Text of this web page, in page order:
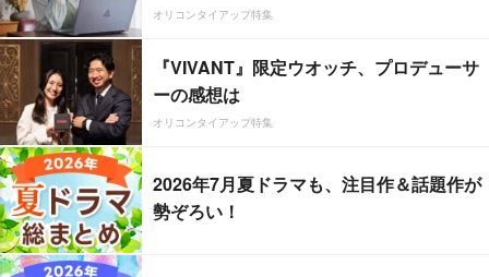
オリコンタイアップ特集
『VIVANT』限定ウオッチ、プロデューサ
ーの感想は
オリコンタイアップ特集
2026年7月夏ドラマも、注目作＆話題作が
勢ぞろい！